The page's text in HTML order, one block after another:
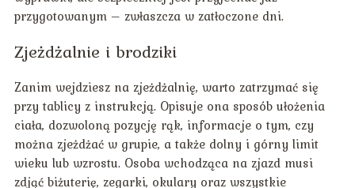
przygotowanym – zwłaszcza w zatłoczone dni.
Zjeżdżalnie i brodziki
Zanim wejdziesz na zjeżdżalnię, warto zatrzymać się
przy tablicy z instrukcją. Opisuje ona sposób ułożenia
ciała, dozwoloną pozycję rąk, informacje o tym, czy
można zjeżdżać w grupie, a także dolny i górny limit
wieku lub wzrostu. Osoba wchodząca na zjazd musi
zdjąć biżuterię, zegarki, okulary oraz wszystkie